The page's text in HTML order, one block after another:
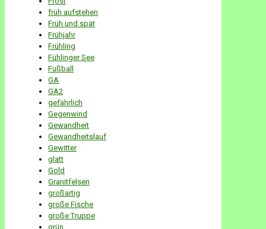
früh aufstehen
Früh und spät
Frühjahr
Frühling
Fühlinger See
Fußball
GA
GA2
gefährlich
Gegenwind
Gewandheit
Gewandheitslauf
Gewitter
glatt
Gold
Granitfelsen
großartig
große Fische
große Truppe
grün